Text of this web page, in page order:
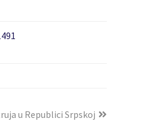
u Republici Srpskoj